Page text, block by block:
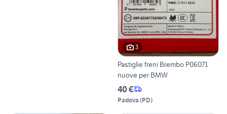
3
Pastiglie freni Brembo P06071
nuove per BMW
40 €
Padova (PD)